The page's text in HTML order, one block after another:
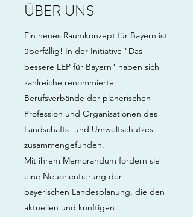
ÜBER UNS
Ein neues Raumkonzept für Bayern ist
überfällig! In der Initiative "Das
bessere LEP für Bayern" haben sich
zahlreiche renommierte
Berufsverbände der planerischen
Profession und Organisationen des
Landschafts- und Umweltschutzes
zusammengefunden.
Mit ihrem Memorandum fordern sie
eine Neuorientierung der
bayerischen Landesplanung, die den
aktuellen und künftigen